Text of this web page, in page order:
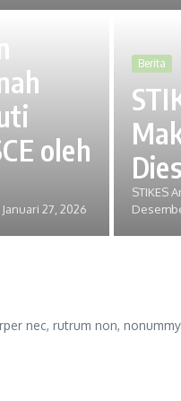
oleh
Januari 27, 2026
Berita
STIKES
nec, rutrum non,